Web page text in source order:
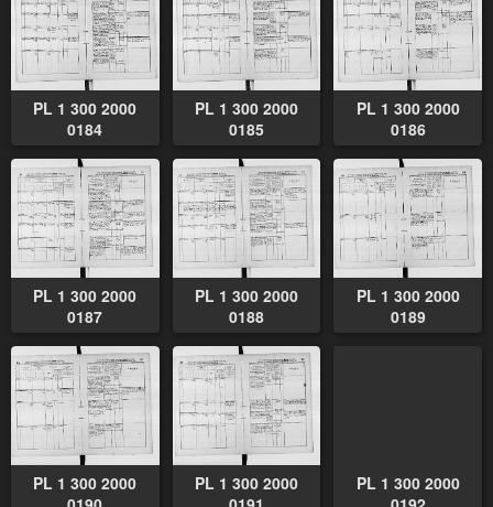
PL 1 300 2000
0184
PL 1 300 2000
0185
PL 1 300 2000
0186
PL 1 300 2000
0187
PL 1 300 2000
0188
PL 1 300 2000
0189
PL 1 300 2000
PL 1 300 2000
PL 1 300 2000